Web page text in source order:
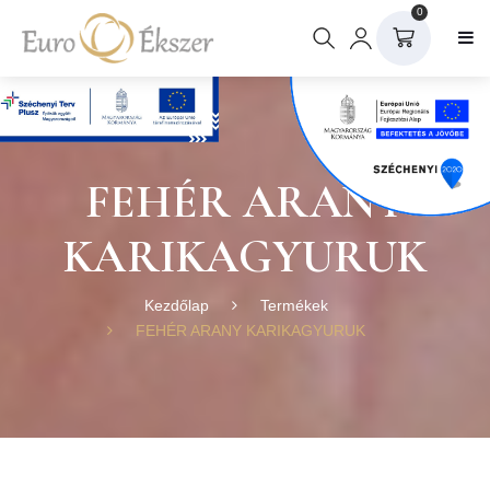
0
FEHÉR ARANY
KARIKAGYURUK
Kezdőlap
Termékek
FEHÉR ARANY KARIKAGYURUK